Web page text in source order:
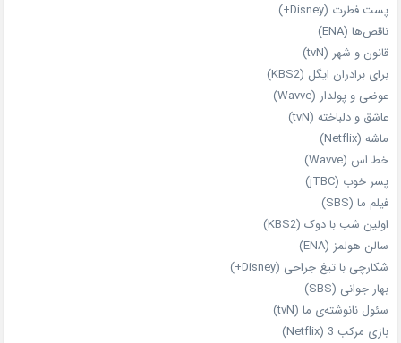
پست فطرت (Disney+)
ناقص‌ها (ENA)
قانون و شهر (tvN)
برای برادران ایگل (KBS2)
عوضی و پولدار (Wavve)
عاشق و دلباخته (tvN)
ماشه (Netflix)
خط اس (Wavve)
پسر خوب (jTBC)
فیلم ما (SBS)
اولین شب با دوک (KBS2)
سالن هولمز (ENA)
شکارچی با تیغ جراحی (Disney+)
بهار جوانی (SBS)
سئول نانوشته‌ی ما (tvN)
بازی مرکب 3 (Netflix)